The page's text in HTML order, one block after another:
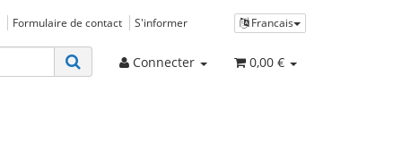
Francais
Formulaire de contact S'informer
Connecter 0,00 €